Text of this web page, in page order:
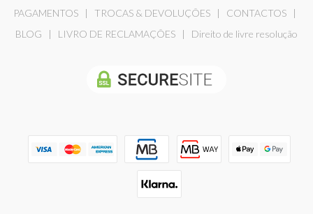
PAGAMENTOS| TROCAS & DEVOLUÇÕES| CONTACTOS|
BLOG | LIVRO DE RECLAMAÇÕES | Direito de livre resolução